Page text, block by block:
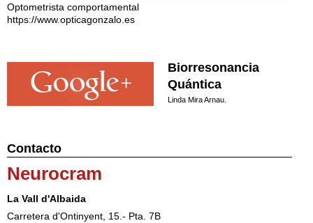
Optometrista comportamental
https://www.opticagonzalo.es
Biorresonancia
Quántica
Linda Mira Arnau.
Contacto
Neurocram
La Vall d'Albaida
Carretera d'Ontinyent, 15.- Pta. 7B